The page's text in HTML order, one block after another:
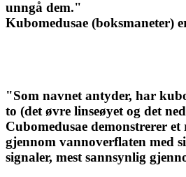
unngå dem."
Kubomedusae (boksmaneter)
"Som navnet antyder, har
to (det øvre linseøyet og det
Cubomedusae demonstrerer
gjennom vannoverflaten med
signaler, mest sannsynlig